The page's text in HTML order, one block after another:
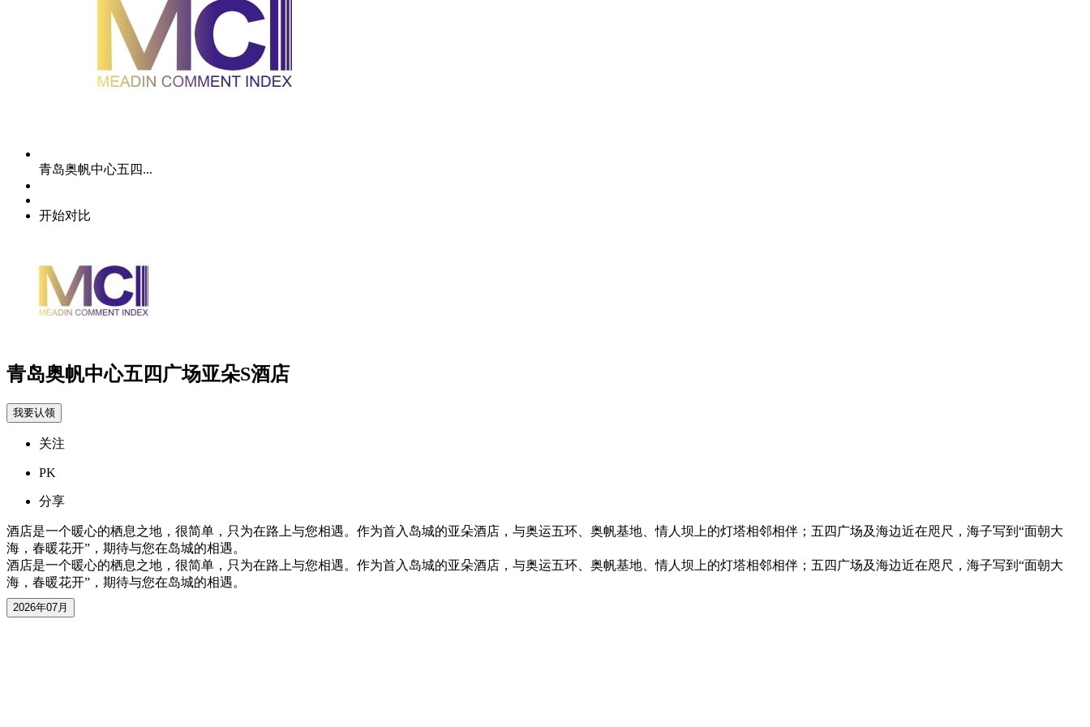
青岛奥帆中心五四...
开始对比
青岛奥帆中心五四广场亚朵S酒店
我要认领
关注
PK
分享
酒店是一个暖心的栖息之地，很简单，只为在路上与您相遇。作为首入岛城的亚朵酒店，与奥运五环、奥帆基地、情人坝上的灯塔相邻相伴；五四广场及海边近在咫尺，海子写到“面朝大
海，春暖花开”，期待与您在岛城的相遇。
酒店是一个暖心的栖息之地，很简单，只为在路上与您相遇。作为首入岛城的亚朵酒店，与奥运五环、奥帆基地、情人坝上的灯塔相邻相伴；五四广场及海边近在咫尺，海子写到“面朝大
海，春暖花开”，期待与您在岛城的相遇。
2026年07月